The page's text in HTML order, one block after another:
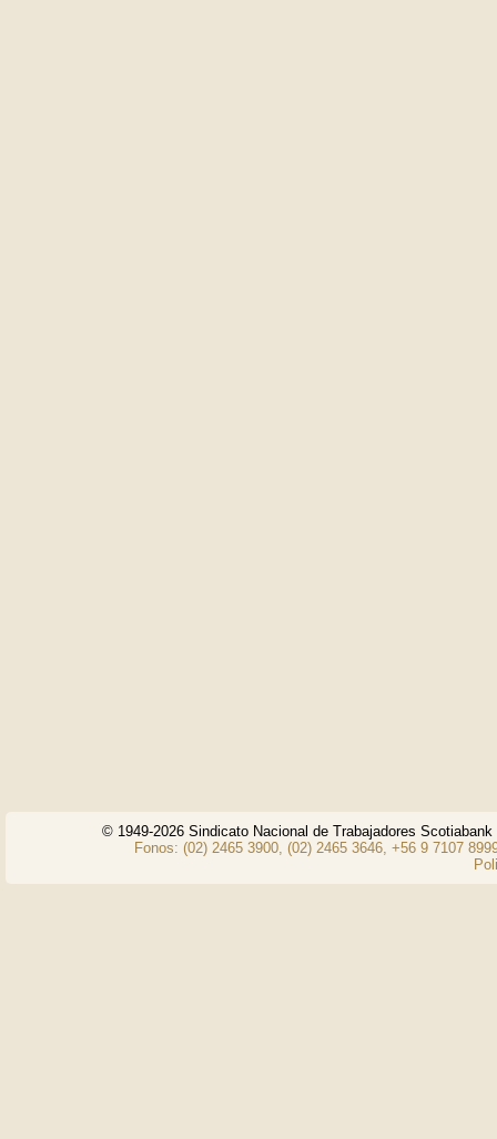
© 1949-2026 Sindicato Nacional de Trabajadores
Fonos: (02) 2465 3900, (02) 2465 3646, +56 9 7107